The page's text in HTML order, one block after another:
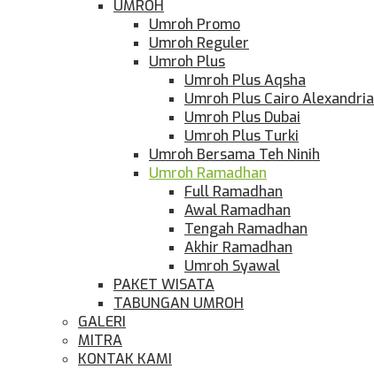
UMROH
Umroh Promo
Umroh Reguler
Umroh Plus
Umroh Plus Aqsha
Umroh Plus Cairo Alexandria
Umroh Plus Dubai
Umroh Plus Turki
Umroh Bersama Teh Ninih
Umroh Ramadhan
Full Ramadhan
Awal Ramadhan
Tengah Ramadhan
Akhir Ramadhan
Umroh Syawal
PAKET WISATA
TABUNGAN UMROH
GALERI
MITRA
KONTAK KAMI